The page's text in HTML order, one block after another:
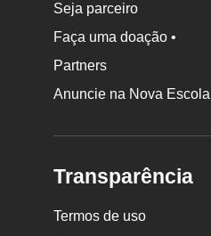
Seja parceiro
Faça uma doação •
Partners
Anuncie na Nova Escola
Transparência
Termos de uso